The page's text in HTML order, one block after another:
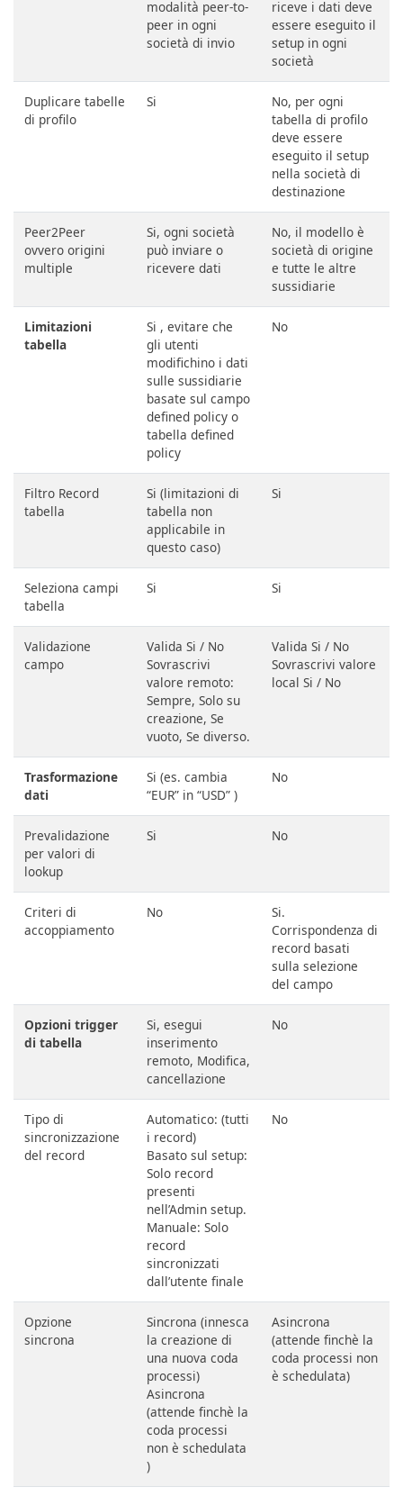
modalità peer-to-
peer in ogni
società di invio
riceve i dati deve
essere eseguito il
setup in ogni
società
Duplicare tabelle
di profilo
Si
No, per ogni
tabella di profilo
deve essere
eseguito il setup
nella società di
destinazione
Peer2Peer
ovvero origini
multiple
Si, ogni società
può inviare o
ricevere dati
No, il modello è
società di origine
e tutte le altre
sussidiarie
Limitazioni
tabella
Si , evitare che
gli utenti
modifichino i dati
sulle sussidiarie
basate sul campo
defined policy o
tabella defined
policy
No
Filtro Record
tabella
Si (limitazioni di
tabella non
applicabile in
questo caso)
Si
Seleziona campi
tabella
Si Si
Validazione
campo
Valida Si / No
Sovrascrivi
valore remoto:
Sempre, Solo su
creazione, Se
vuoto, Se diverso.
Valida Si / No
Sovrascrivi valore
local Si / No
Trasformazione
dati
Si (es. cambia
“EUR” in “USD” )
No
Prevalidazione
per valori di
lookup
Si No
Criteri di
accoppiamento
No
Si.
Corrispondenza di
record basati
sulla selezione
del campo
Opzioni trigger
di tabella
Si, esegui
inserimento
remoto, Modifica,
cancellazione
No
Tipo di
sincronizzazione
del record
Automatico: (tutti
i record)
Basato sul setup:
Solo record
presenti
nell’Admin setup.
Manuale: Solo
record
sincronizzati
dall’utente finale
No
Opzione
sincrona
Sincrona (innesca
la creazione di
una nuova coda
processi)
Asincrona
(attende finchè la
coda processi
non è schedulata
)
Asincrona
(attende finchè la
coda processi non
è schedulata)